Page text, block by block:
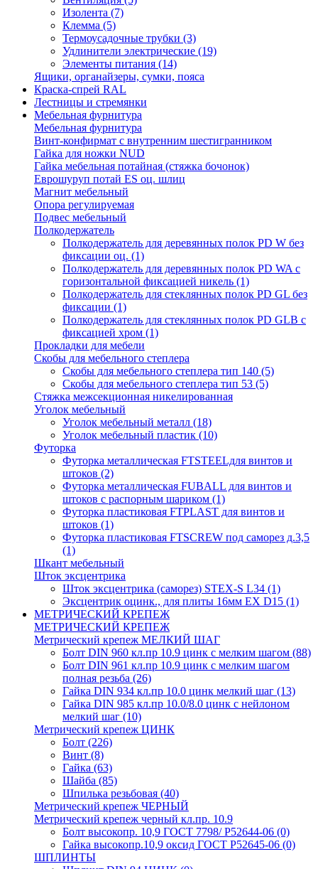
Изолента (7)
Клемма (5)
Термоусадочные трубки (3)
Удлинители электрические (19)
Элементы питания (14)
Ящики, органайзеры, сумки, пояса
Краска-спрей RAL
Лестницы и стремянки
Мебельная фурнитура
Мебельная фурнитура
Винт-конфирмат с внутренним шестигранником
Гайка для ножки NUD
Гайка мебельная потайная (стяжка бочонок)
Еврошуруп потай ES оц. шлиц
Магнит мебельный
Опора регулируемая
Подвес мебельный
Полкодержатель
Полкодержатель для деревянных полок PD W без
фиксации оц. (1)
Полкодержатель для деревянных полок PD WA с
горизонтальной фиксацией никель (1)
Полкодержатель для стеклянных полок PD GL без
фиксации (1)
Полкодержатель для стеклянных полок PD GLВ с
фиксацией хром (1)
Прокладки для мебели
Скобы для мебельного степлера
Скобы для мебельного степлера тип 140 (5)
Скобы для мебельного степлера тип 53 (5)
Стяжка межсекционная никелированная
Уголок мебельный
Уголок мебельный металл (18)
Уголок мебельный пластик (10)
Футорка
Футорка металлическая FTSTEELдля винтов и
штоков (2)
Футорка металлическая FUBALL для винтов и
штоков с распорным шариком (1)
Футорка пластиковая FTPLAST для винтов и
штоков (1)
Футорка пластиковая FTSCREW под саморез д.3,5
(1)
Шкант мебельный
Шток эксцентрика
Шток эксцентрика (саморез) STEX-S L34 (1)
Эксцентрик оцинк., для плиты 16мм EX D15 (1)
МЕТРИЧЕСКИЙ КРЕПЕЖ
МЕТРИЧЕСКИЙ КРЕПЕЖ
Метрический крепеж МЕЛКИЙ ШАГ
Болт DIN 960 кл.пр 10.9 цинк с мелким шагом (88)
Болт DIN 961 кл.пр 10.9 цинк с мелким шагом
полная резьба (26)
Гайка DIN 934 кл.пр 10.0 цинк мелкий шаг (13)
Гайка DIN 985 кл.пр 10.0/8.0 цинк с нейлоном
мелкий шаг (10)
Метрический крепеж ЦИНК
Болт (226)
Винт (8)
Гайка (63)
Шайба (85)
Шпилька резьбовая (40)
Метрический крепеж ЧЕРНЫЙ
Метрический крепеж черный кл.пр. 10.9
Болт высокопр. 10,9 ГОСТ 7798/ Р52644-06 (0)
Гайка высокопр.10,9 оксид ГОСТ Р52645-06 (0)
ШПЛИНТЫ